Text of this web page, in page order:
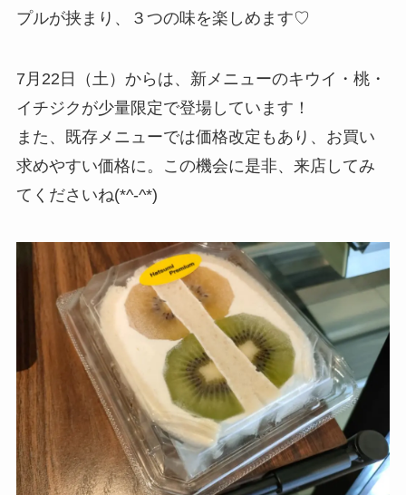
プルが挟まり、３つの味を楽しめます♡
7月22日（土）からは、新メニューのキウイ・桃・
イチジクが少量限定で登場しています！
また、既存メニューでは価格改定もあり、お買い
求めやすい価格に。この機会に是非、来店してみ
てくださいね(*^-^*)